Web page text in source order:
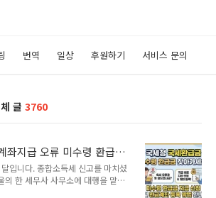
번역 일상 후원하기 서비스 문의
글 3760
좌지급 오류 미수령 환급금
등록 방법 (feat. 종합소
입니다. 종합소득세 신고를 마치셨
의 한 세무사 사무소에 대행을 맡기
에서 모두채움 서비스를 쉽게 신고가